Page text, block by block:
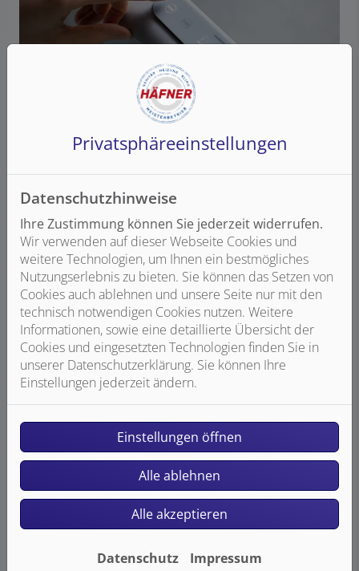
Bildquelle: Kaldewei
Die Intensität und Art der Wellnessbehandlung können
ganz individuell gestaltet werden. So kommt die
wohltuende Wirkung genau da an, wo sie benötigt wird.
Aquamassage FULL BODY
FULL BODY verwöhnt mit einer intensiven Massage
durch kraftvolle Wasserstrahlen. Ob nach harter Arbeit
oder einem fordernden Workout – die Massage löst
Verspannungen, lockert das Bindegewebe und fördert
die Durchblutung des Körpers. Die Wasserstrahlen sind
individuellen Genuss lassen sich die Seitendüsen direkt
auf verschiedene Körperregionen ausrichten.
Zusätzliche Mikrodüsen behandeln gezielt Rücken und
Füße. Die Intensität der Massage ist dabei individuell
einstellbar. LED-Beleuchtung zaubert eine
stimmungsvolle Wohlfühlatmosphäre ins Bad.
Basissystem BODY
Privatsphäre­einstellungen
Datenschutzhinweise
Ihre Zustimmung können Sie jederzeit widerrufen.
Wir verwenden auf dieser Webseite Cookies und
weitere Technologien, um Ihnen ein bestmögliches
Nutzungserlebnis zu bieten. Sie können das Setzen von
Cookies auch ablehnen und unsere Seite nur mit den
technisch notwendigen Cookies nutzen. Weitere
Informationen, sowie eine detaillierte Übersicht der
Cookies und eingesetzten Technologien finden Sie in
unserer Datenschutzerklärung. Sie können Ihre
Einstellungen jederzeit ändern.
Einstellungen öffnen
Alle ablehnen
Alle akzeptieren
Datenschutz Impressum